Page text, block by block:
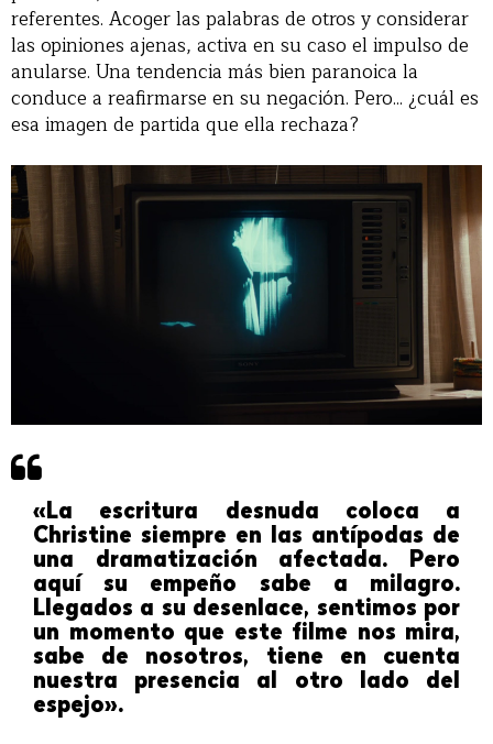
referentes. Acoger las palabras de otros y considerar
las opiniones ajenas, activa en su caso el impulso de
anularse. Una tendencia más bien paranoica la
conduce a reafirmarse en su negación. Pero... ¿cuál es
esa imagen de partida que ella rechaza?
«La escritura desnuda coloca a
Christine siempre en las antípodas de
una dramatización afectada. Pero
aquí su empeño sabe a milagro.
Llegados a su desenlace, sentimos por
un momento que este filme nos mira,
sabe de nosotros, tiene en cuenta
nuestra presencia al otro lado del
espejo».